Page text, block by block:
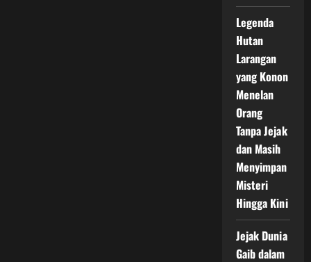
Legenda
Hutan
Larangan
yang Konon
Menelan
Orang
Tanpa Jejak
dan Masih
Menyimpan
Misteri
Hingga Kini
Jejak Dunia
Gaib dalam